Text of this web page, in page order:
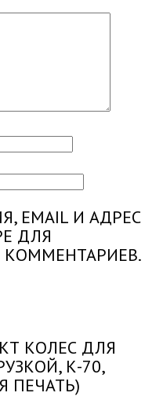
EMAIL И АДРЕС
ДЛЯ